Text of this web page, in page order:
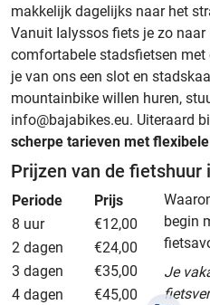
makkelijk dagelijks naar het
Vanuit Ialyssos fiets je zo naar
comfortabele stadsfietsen met
je van ons een slot en
mountainbike willen huren,
info@bajabikes.eu. Uiteraard
scherpe tarieven met
Prijzen van de fietshuur
Periode
Prijs
8 uur
€12,00
2 dagen
€24,00
3 dagen
€35,00
4 dagen
€45,00
begin
Je